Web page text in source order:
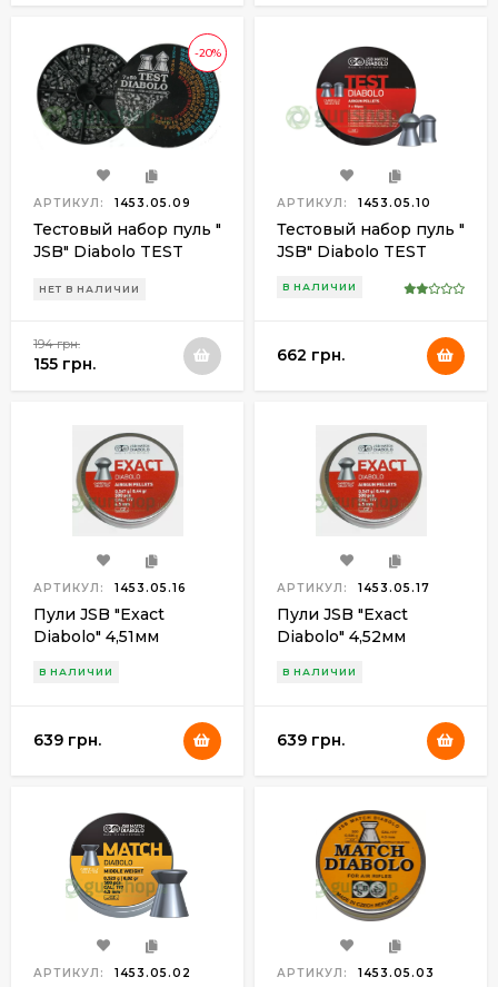
-20%
АРТИКУЛ: 1453.05.09
Тестовый набор пуль "
JSB" Diabolo TEST
350 шт/уп
НЕТ В НАЛИЧИИ
194 грн.
155 грн.
АРТИКУЛ: 1453.05.10
Тестовый набор пуль "
JSB" Diabolo TEST
0,510; 0,547; 0,670;
В НАЛИЧИИ
662 грн.
АРТИКУЛ: 1453.05.16
Пули JSB "Exact
Diabolo" 4,51мм
В НАЛИЧИИ
639 грн.
АРТИКУЛ: 1453.05.17
Пули JSB "Exact
Diabolo" 4,52мм
В НАЛИЧИИ
639 грн.
АРТИКУЛ: 1453.05.02 АРТИКУЛ: 1453.05.03